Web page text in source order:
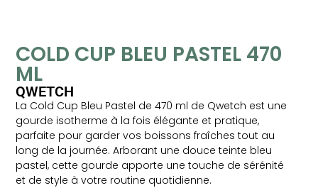
COLD CUP BLEU PASTEL 470
ML
QWETCH
La Cold Cup Bleu Pastel de 470 ml de Qwetch est une
gourde isotherme à la fois élégante et pratique,
parfaite pour garder vos boissons fraîches tout au
long de la journée. Arborant une douce teinte bleu
pastel, cette gourde apporte une touche de sérénité
et de style à votre routine quotidienne.